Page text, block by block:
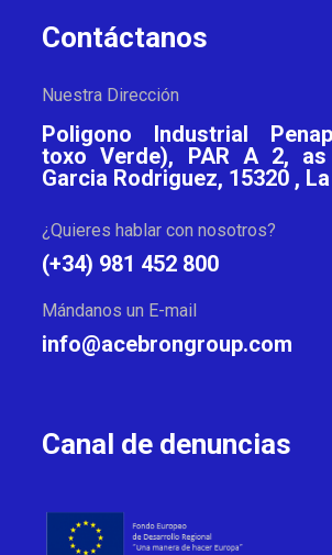
Contáctanos
Nuestra Dirección
Poligono Industrial
toxo Verde), PAR A 2,
Garcia Rodriguez, 15320 ,
¿Quieres hablar con nosotros?
(+34) 981 452 800
Mándanos un E-mail
info@acebrongroup.com
Canal de denuncias